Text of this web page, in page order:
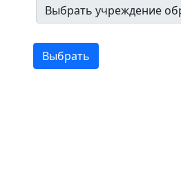
Выбрать